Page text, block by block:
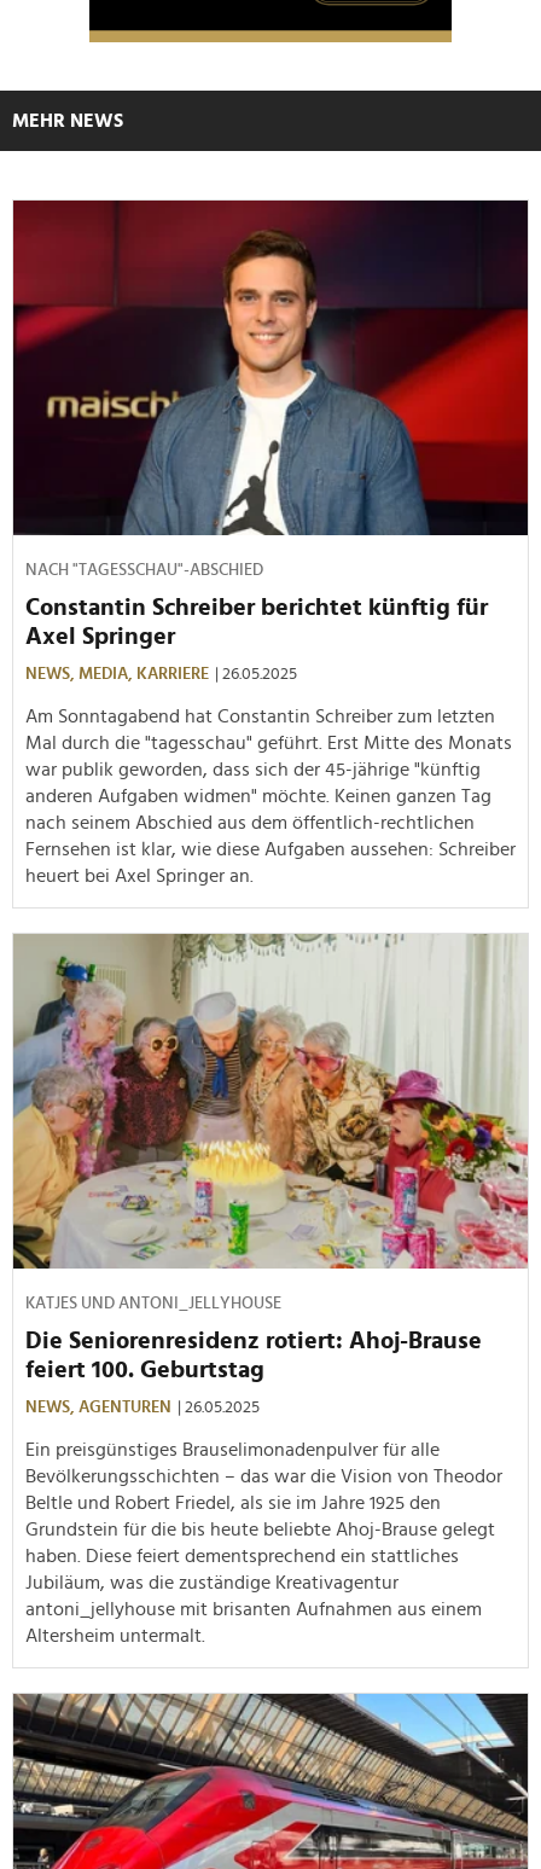
MEHR NEWS
NACH "TAGESSCHAU"-ABSCHIED
Constantin Schreiber berichtet künftig für
Axel Springer
NEWS, MEDIA, KARRIERE | 26.05.2025
Am Sonntagabend hat Constantin Schreiber zum letzten
Mal durch die "tagesschau" geführt. Erst Mitte des Monats
war publik geworden, dass sich der 45-jährige "künftig
anderen Aufgaben widmen" möchte. Keinen ganzen Tag
nach seinem Abschied aus dem öffentlich-rechtlichen
Fernsehen ist klar, wie diese Aufgaben aussehen: Schreiber
heuert bei Axel Springer an.
KATJES UND ANTONI_JELLYHOUSE
Die Seniorenresidenz rotiert: Ahoj-Brause
feiert 100. Geburtstag
NEWS, AGENTUREN | 26.05.2025
Ein preisgünstiges Brauselimonadenpulver für alle
Bevölkerungsschichten – das war die Vision von Theodor
Beltle und Robert Friedel, als sie im Jahre 1925 den
Grundstein für die bis heute beliebte Ahoj-Brause gelegt
haben. Diese feiert dementsprechend ein stattliches
Jubiläum, was die zuständige Kreativagentur
antoni_jellyhouse mit brisanten Aufnahmen aus einem
Altersheim untermalt.